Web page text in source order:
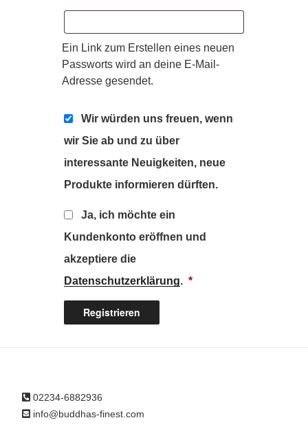
Ein Link zum Erstellen eines neuen
Passworts wird an deine E-Mail-
Adresse gesendet.
Wir würden uns freuen, wenn
wir Sie ab und zu über
interessante Neuigkeiten, neue
Produkte informieren dürften.
Ja, ich möchte ein
Kundenkonto eröffnen und
akzeptiere die
Datenschutzerklärung. *Erforderlich
Registrieren
02234-6882936
info@buddhas-finest.com